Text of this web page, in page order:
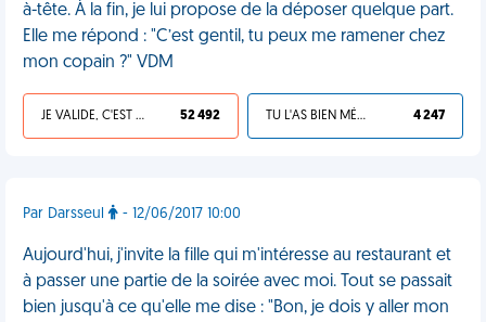
à-tête. À la fin, je lui propose de la déposer quelque part.
Elle me répond : "C’est gentil, tu peux me ramener chez
mon copain ?" VDM
JE VALIDE, C'EST UNE VDM 52 492 TU L'AS BIEN MÉRITÉ 4 247
Par Darsseul - 12/06/2017 10:00
Aujourd'hui, j'invite la fille qui m'intéresse au restaurant et
à passer une partie de la soirée avec moi. Tout se passait
bien jusqu'à ce qu'elle me dise : "Bon, je dois y aller mon